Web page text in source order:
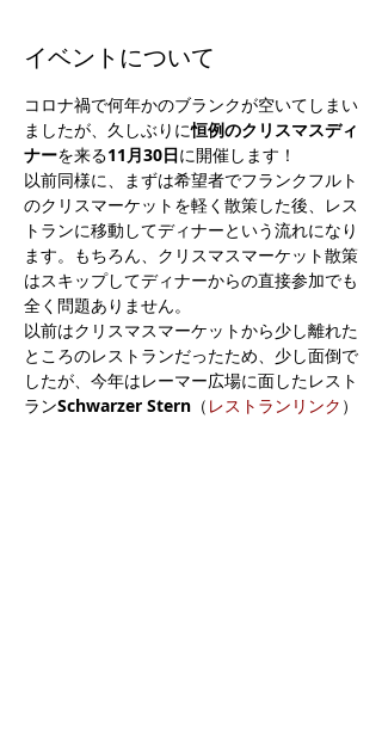
イベントについて
コロナ禍で何年かのブランクが空いてしまい
ましたが、久しぶりに恒例のクリスマスディ
ナーを来る11月30日に開催します！
以前同様に、まずは希望者でフランクフルト
のクリスマーケットを軽く散策した後、レス
トランに移動してディナーという流れになり
ます。もちろん、クリスマスマーケット散策
はスキップしてディナーからの直接参加でも
全く問題ありません。
以前はクリスマスマーケットから少し離れた
ところのレストランだったため、少し面倒で
したが、今年はレーマー広場に面したレスト
ランSchwarzer Stern （ レストランリンク ）